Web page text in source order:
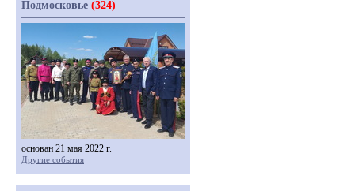
Подмосковье (324)
основан 21 мая 2022 г.
Другие события